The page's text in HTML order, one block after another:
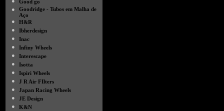
Good go
●
Goodridge - Tubos em Malha de
Aço
●
H&R
●
Ibherdesign
●
Inac
●
Infiny Wheels
●
Interescape
●
Isotta
●
Ispiri Wheels
●
J R Air FIlters
●
Japan Racing Wheels
●
JE Design
●
K&N